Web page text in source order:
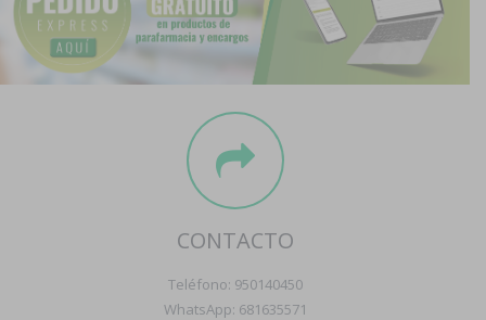
Contacto
Boletín
CONTACTO
Teléfono: 950140450
WhatsApp: 681635571